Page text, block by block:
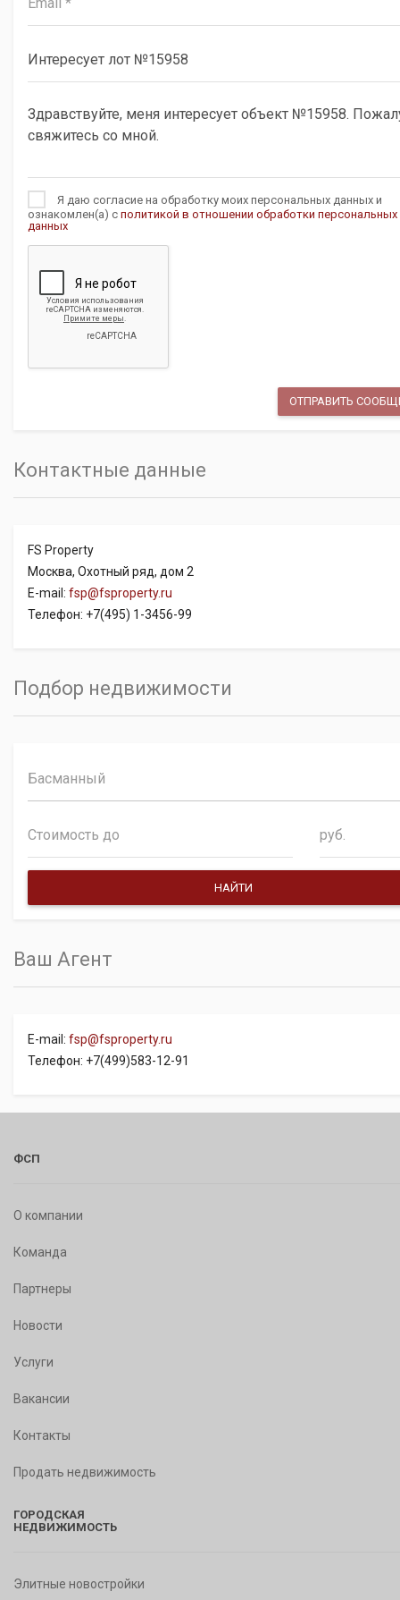
Я даю согласие на обработку моих персональных данных и
ознакомлен(а) с политикой в отношении обработки персональных
данных
Контактные данные
FS Property
Москва, Охотный ряд, дом 2
E-mail: fsp@fsproperty.ru
Телефон: +7(495) 1-3456-99
Подбор недвижимости
Басманный
руб.
Ваш Агент
E-mail: fsp@fsproperty.ru
Телефон: +7(499)583-12-91
ФСП
О компании
Команда
Партнеры
Новости
Услуги
Вакансии
Контакты
Продать недвижимость
ГОРОДСКАЯ
НЕДВИЖИМОСТЬ
Элитные новостройки